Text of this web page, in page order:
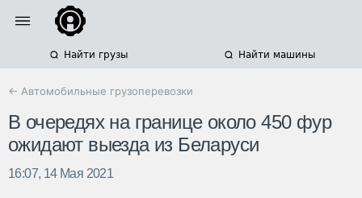
Найти грузы Найти машины
← Автомобильные грузоперевозки
В очередях на границе около 450 фур
ожидают выезда из Беларуси
16:07, 14 Мая 2021